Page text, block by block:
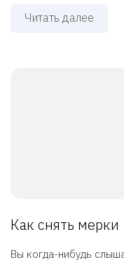
Читать далее
Как снять мерки
Вы когда-нибудь